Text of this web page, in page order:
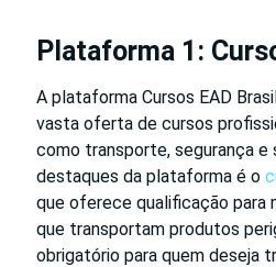
Plataforma 1:
A plataforma Cursos EAD
vasta oferta de cursos
como transporte, segurança e
destaques da plataforma é o
que oferece qualificação para
que transportam produtos
obrigatório para quem deseja